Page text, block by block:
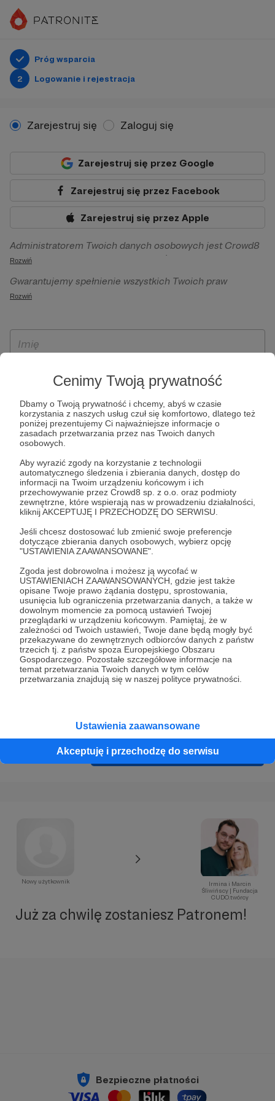
Cenimy Twoją prywatność
Dbamy o Twoją prywatność i chcemy, abyś w czasie
korzystania z naszych usług czuł się komfortowo, dlatego też
poniżej prezentujemy Ci najważniejsze informacje o
zasadach przetwarzania przez nas Twoich danych
osobowych.
Aby wyrazić zgody na korzystanie z technologii
automatycznego śledzenia i zbierania danych, dostęp do
informacji na Twoim urządzeniu końcowym i ich
przechowywanie przez Crowd8 sp. z o.o. oraz podmioty
zewnętrzne, które wspierają nas w prowadzeniu działalności,
kliknij AKCEPTUJĘ I PRZECHODZĘ DO SERWISU.
Jeśli chcesz dostosować lub zmienić swoje preferencje
dotyczące zbierania danych osobowych, wybierz opcję
"USTAWIENIA ZAAWANSOWANE".
Zgoda jest dobrowolna i możesz ją wycofać w
USTAWIENIACH ZAAWANSOWANYCH, gdzie jest także
opisane Twoje prawo żądania dostępu, sprostowania,
usunięcia lub ograniczenia przetwarzania danych, a także w
dowolnym momencie za pomocą ustawień Twojej
przeglądarki w urządzeniu końcowym. Pamiętaj, że w
zależności od Twoich ustawień, Twoje dane będą mogły być
przekazywane do zewnętrznych odbiorców danych z państw
trzecich tj. z państw spoza Europejskiego Obszaru
Gospodarczego. Pozostałe szczegółowe informacje na
temat przetwarzania Twoich danych w tym celów
przetwarzania znajdują się w naszej polityce prywatności.
Ustawienia zaawansowane
Akceptuję i przechodzę do serwisu
Próg wsparcia
2
Logowanie i rejestracja
Zarejestruj się Zaloguj się
Zarejestruj się przez Google
Zarejestruj się przez Facebook
Zarejestruj się przez Apple
Administratorem Twoich danych osobowych jest Crowd8
sp. z o.o. z siedziba w Warszawie, ul. Żwirki i Wigury 16, 02-
092 Warszawa. Twoje dane osobowe będą przetwarzane w
szczególności w celu wykonania umowy zawartej z Tobą, w
Patronite.pl, w tym możliwości dokonywania oraz
otrzymywania wsparcia na naszej platformie oraz
Rozwiń
Gwarantujemy spełnienie wszystkich Twoich praw
wynikających z ogólnego rozporządzenia o ochronie
ich przenoszenia, niepodlegania zautomatyzowanemu
podejmowaniu decyzji, w tym profilowaniu, a także prawo
osobowych. Rejestracja dla osób niepełnoletnich możliwa
jest po przekazaniu podpisanego formularza "Zgodna na
założenie konta przez osobę niepełnoletnią", formularz
dostępny jest na stronie regulaminu Patronite.pl.
Rozwiń
* Zapoznałem się i akceptujęRegulaminserwisu oraz
Prywatności
* Wyrażam zgodę na przetwarzanie moich danych
osobowych podanych w formularzu rejestracyjnym w celu
prawidłowego świadczenia usług serwisu Patronite.
Wyrażam zgodę na otrzymywanie drogą elektroniczną
informacji handlowych - newslettera. Opcja ta może zostać
zmieniona w ustawieniach konta.
Cofnij Zarejestruj się i przejdź dalej
Nowy użytkownik
Irmina i Marcin
Śliwińscy | Fundacja
CUDO.twórcy
Już za chwilę zostaniesz Patronem!
Bezpieczne płatności